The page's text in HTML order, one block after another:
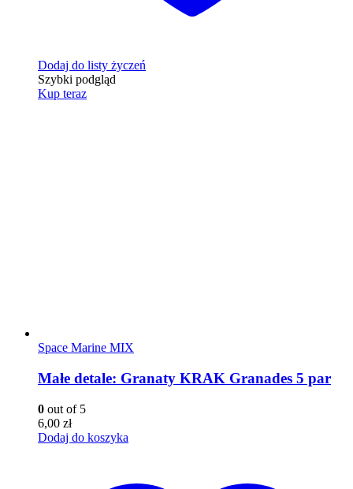
Dodaj do listy życzeń
Szybki podgląd
Kup teraz
Space Marine MIX
Małe detale: Granaty KRAK Granades 5 par
0 out of 5
6,00 zł
Dodaj do koszyka